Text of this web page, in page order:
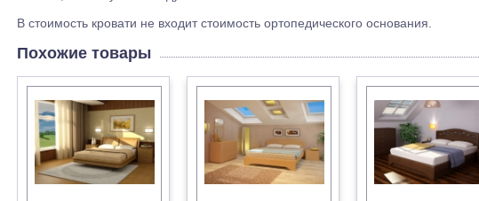
В стоимость кровати не входит стоимость ортопедического основания.
Похожие товары